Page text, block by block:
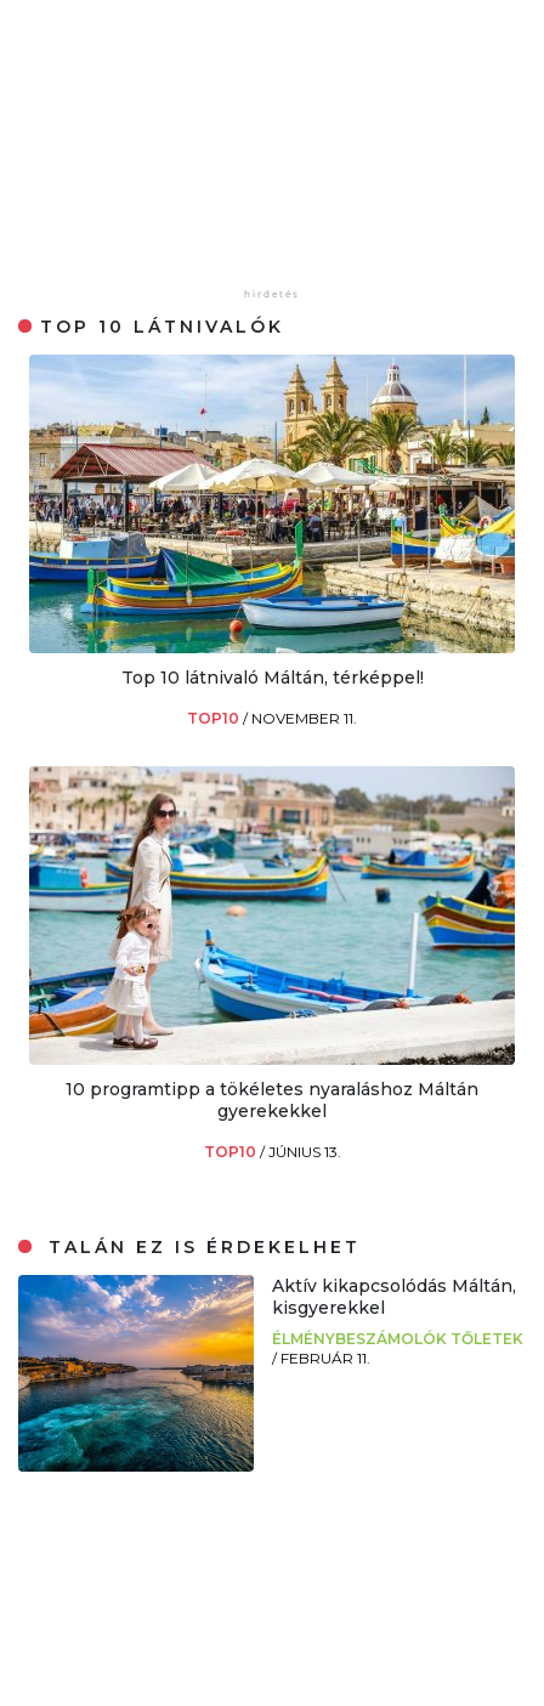
TOP 10 LÁTNIVALÓK
Top 10 látnivaló Máltán, térképpel!
TOP10 / NOVEMBER 11.
10 programtipp a tökéletes nyaraláshoz Máltán
gyerekekkel
TOP10 /JÚNIUS 13.
TALÁN EZ IS ÉRDEKELHET
Aktív kikapcsolódás Máltán,
kisgyerekkel
ÉLMÉNYBESZÁMOLÓK TŐLETEK
/ FEBRUÁR 11.